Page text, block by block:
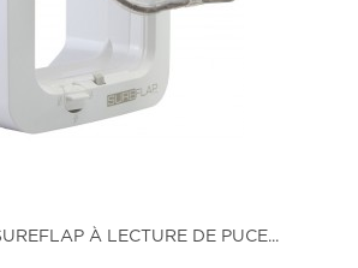
À LECTURE DE PUCE...